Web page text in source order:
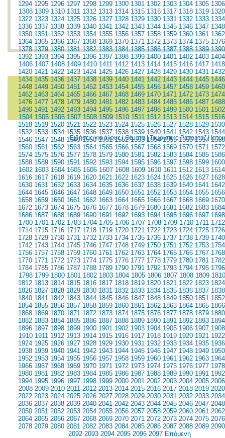
1294 1295 1296 1297 1298 1299 1300 1301 1302 1303 1304 1305 1306
1308 1309 1310 1311 1312 1313 1314 1315 1316 1317 1318 1319 1320
1322 1323 1324 1325 1326 1327 1328 1329 1330 1331 1332 1333 1334
1336 1337 1338 1339 1340 1341 1342 1343 1344 1345 1346 1347 1348
1350 1351 1352 1353 1354 1355 1356 1357 1358 1359 1360 1361 1362
1364 1365 1366 1367 1368 1369 1370 1371 1372 1373 1374 1375 1376
1378 1379 1380 1381 1382 1383 1384 1385 1386 1387 1388 1389 1390
1392 1393 1394 1395 1396 1397 1398 1399 1400 1401 1402 1403 1404
1406 1407 1408 1409 1410 1411 1412 1413 1414 1415 1416 1417 1418
1420 1421 1422 1423 1424 1425 1426 1427 1428 1429 1430 1431 1432
1434 1435 1436 1437 1438 1439 1440 1441 1442 1443 1444 1445 1446
1448 1449 1450 1451 1452 1453 1454 1455 1456 1457 1458 1459 1460
1462 1463 1464 1465 1466 1467 1468 1469 1470 1471 1472 1473 1474
1476 1477 1478 1479 1480 1481 1482 1483 1484 1485 1486 1487 1488
1490 1491 1492 1493 1494 1495 1496 1497 1498 1499 1500 1501 1502
1504 1505 1506 1507 1508 1509 1510 1511 1512 1513 1514 1515 1516
1518 1519 1520 1521 1522 1523 1524 1525 1526 1527 1528 1529 1530
1532 1533 1534 1535 1536 1537 1538 1539 1540 1541 1542 1543 1544
1546 1547 1548 1549 1550 1551 1552 1553 1554 1555 1556 1557 1558
1560 1561 1562 1563 1564 1565 1566 1567 1568 1569 1570 1571 1572
1574 1575 1576 1577 1578 1579 1580 1581 1582 1583 1584 1585 1586
1588 1589 1590 1591 1592 1593 1594 1595 1596 1597 1598 1599 1600
1602 1603 1604 1605 1606 1607 1608 1609 1610 1611 1612 1613 1614
1616 1617 1618 1619 1620 1621 1622 1623 1624 1625 1626 1627 1628
1630 1631 1632 1633 1634 1635 1636 1637 1638 1639 1640 1641 1642
1644 1645 1646 1647 1648 1649 1650 1651 1652 1653 1654 1655 1656
1658 1659 1660 1661 1662 1663 1664 1665 1666 1667 1668 1669 1670
1672 1673 1674 1675 1676 1677 1678 1679 1680 1681 1682 1683 1684
1686 1687 1688 1689 1690 1691 1692 1693 1694 1695 1696 1697 1698
1700 1701 1702 1703 1704 1705 1706 1707 1708 1709 1710 1711 1712
1714 1715 1716 1717 1718 1719 1720 1721 1722 1723 1724 1725 1726
1728 1729 1730 1731 1732 1733 1734 1735 1736 1737 1738 1739 1740
1742 1743 1744 1745 1746 1747 1748 1749 1750 1751 1752 1753 1754
1756 1757 1758 1759 1760 1761 1762 1763 1764 1765 1766 1767 1768
1770 1771 1772 1773 1774 1775 1776 1777 1778 1779 1780 1781 1782
1784 1785 1786 1787 1788 1789 1790 1791 1792 1793 1794 1795 1796
1798 1799 1800 1801 1802 1803 1804 1805 1806 1807 1808 1809 1810
1812 1813 1814 1815 1816 1817 1818 1819 1820 1821 1822 1823 1824
1826 1827 1828 1829 1830 1831 1832 1833 1834 1835 1836 1837 1838
1840 1841 1842 1843 1844 1845 1846 1847 1848 1849 1850 1851 1852
1854 1855 1856 1857 1858 1859 1860 1861 1862 1863 1864 1865 1866
1868 1869 1870 1871 1872 1873 1874 1875 1876 1877 1878 1879 1880
1882 1883 1884 1885 1886 1887 1888 1889 1890 1891 1892 1893 1894
1896 1897 1898 1899 1900 1901 1902 1903 1904 1905 1906 1907 1908
1910 1911 1912 1913 1914 1915 1916 1917 1918 1919 1920 1921 1922
1924 1925 1926 1927 1928 1929 1930 1931 1932 1933 1934 1935 1936
1938 1939 1940 1941 1942 1943 1944 1945 1946 1947 1948 1949 1950
1952 1953 1954 1955 1956 1957 1958 1959 1960 1961 1962 1963 1964
1966 1967 1968 1969 1970 1971 1972 1973 1974 1975 1976 1977 1978
1980 1981 1982 1983 1984 1985 1986 1987 1988 1989 1990 1991 1992
1994 1995 1996 1997 1998 1999 2000 2001 2002 2003 2004 2005 2006
2008 2009 2010 2011 2012 2013 2014 2015 2016 2017 2018 2019 2020
2022 2023 2024 2025 2026 2027 2028 2029 2030 2031 2032 2033 2034
2036 2037 2038 2039 2040 2041 2042 2043 2044 2045 2046 2047 2048
2050 2051 2052 2053 2054 2055 2056 2057 2058 2059 2060 2061 2062
2064 2065 2066 2067 2068 2069 2070 2071 2072 2073 2074 2075 2076
2078 2079 2080 2081 2082 2083 2084 2085 2086 2087 2088 2089 2090
2092 2093 2094 2095 2096 2097 Επόμενη
Ειδήσεις για όλους|Θέματα|Τουριστικό Ρεπορτάζ|